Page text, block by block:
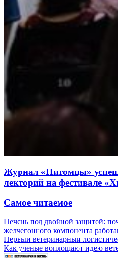
Журнал «Питомцы»
лекторий на фестивале
Самое читаемое
Печень под двойной защитой:
желчегонного компонента
Первый ветеринарный
Как ученые воплощают идею